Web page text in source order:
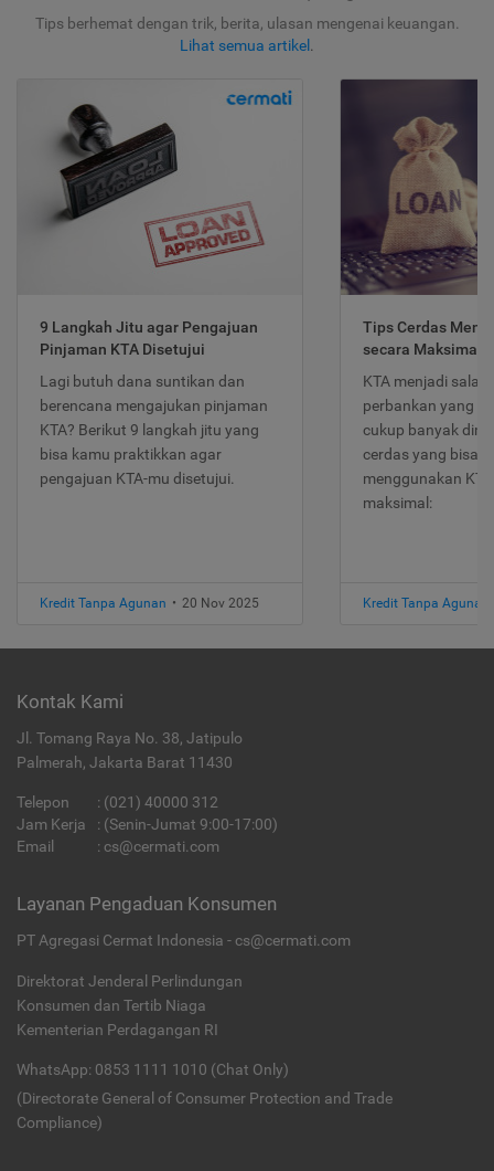
Tips berhemat dengan trik, berita, ulasan mengenai keuangan.
Lihat semua artikel .
9 Langkah Jitu agar Pengajuan
Pinjaman KTA Disetujui
Lagi butuh dana suntikan dan
berencana mengajukan pinjaman
KTA? Berikut 9 langkah jitu yang
bisa kamu praktikkan agar
pengajuan KTA-mu disetujui.
Kredit Tanpa Agunan • 20 Nov 2025
Tips Cerdas
secara Maksimal
KTA menjadi
perbankan yang
cukup banyak
cerdas yang bisa
menggunakan
maksimal:
Kredit Tanpa Agunan
Kontak Kami
Jl. Tomang Raya No. 38, Jatipulo
Palmerah, Jakarta Barat 11430
Telepon : (021) 40000 312
Jam Kerja
: (Senin-Jumat 9:00-17:00)
Email
: cs@cermati.com
Layanan Pengaduan Konsumen
PT Agregasi Cermat Indonesia - cs@cermati.com
Direktorat Jenderal Perlindungan
Konsumen dan Tertib Niaga
Kementerian Perdagangan RI
WhatsApp: 0853 1111 1010 (Chat Only)
(Directorate General of Consumer Protection and Trade
Compliance)